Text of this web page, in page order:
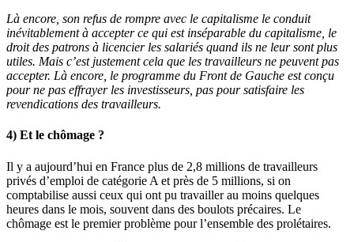
Là encore, son refus de rompre avec le capitalisme le conduit
inévitablement à accepter ce qui est inséparable du capitalisme, le
droit des patrons à licencier les salariés quand ils ne leur sont plus
utiles. Mais c’est justement cela que les travailleurs ne peuvent pas
accepter. Là encore, le programme du Front de Gauche est conçu
pour ne pas effrayer les investisseurs, pas pour satisfaire les
revendications des travailleurs.
4) Et le chômage ?
Il y a aujourd’hui en France plus de 2,8 millions de travailleurs
privés d’emploi de catégorie A et près de 5 millions, si on
comptabilise aussi ceux qui ont pu travailler au moins quelques
heures dans le mois, souvent dans des boulots précaires. Le
chômage est le premier problème pour l’ensemble des prolétaires.